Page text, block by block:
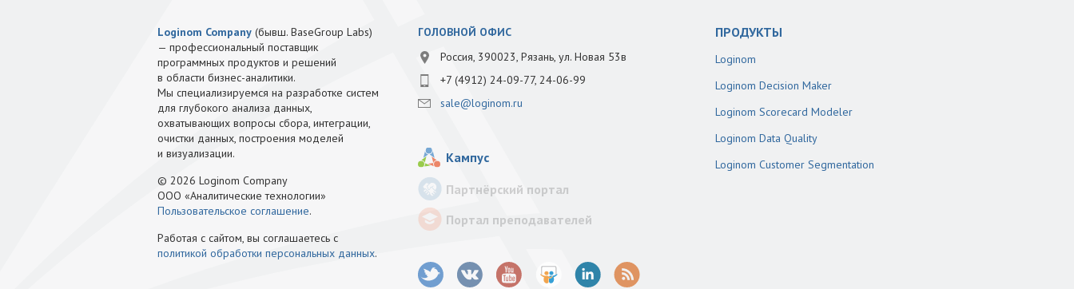
Loginom Company (бывш. BaseGroup Labs)
— профессиональный поставщик
программных продуктов и решений
в области бизнес-аналитики.
Мы специализируемся на разработке систем
для глубокого анализа данных,
охватывающих вопросы сбора, интеграции,
очистки данных, построения моделей
и визуализации.
© 2026 Loginom Company
ООО «Аналитические технологии»
Пользовательское соглашение.
Работая с сайтом, вы соглашаетесь с
политикой обработки персональных данных.
ГОЛОВНОЙ ОФИС
Россия, 390023, Рязань, ул. Новая 53в
+7 (4912) 24-09-77, 24-06-99
sale@loginom.ru
Кампус
Партнёрский портал
Портал преподавателей
ПРОДУКТЫ
Loginom
Loginom Decision Maker
Loginom Scorecard Modeler
Loginom Data Quality
Loginom Customer Segmentation